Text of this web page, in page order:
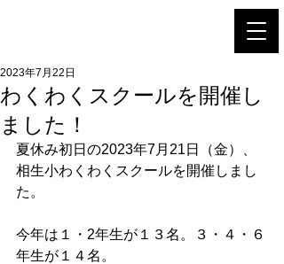
わくわくスクールを開催し
ました！
2023年7月22日
夏休み初日の2023年7月21日（金）、
相生小わくわくスクールを開催しまし
た。
今年は１・2年生が１３名。３・４・６
年生が１４名。